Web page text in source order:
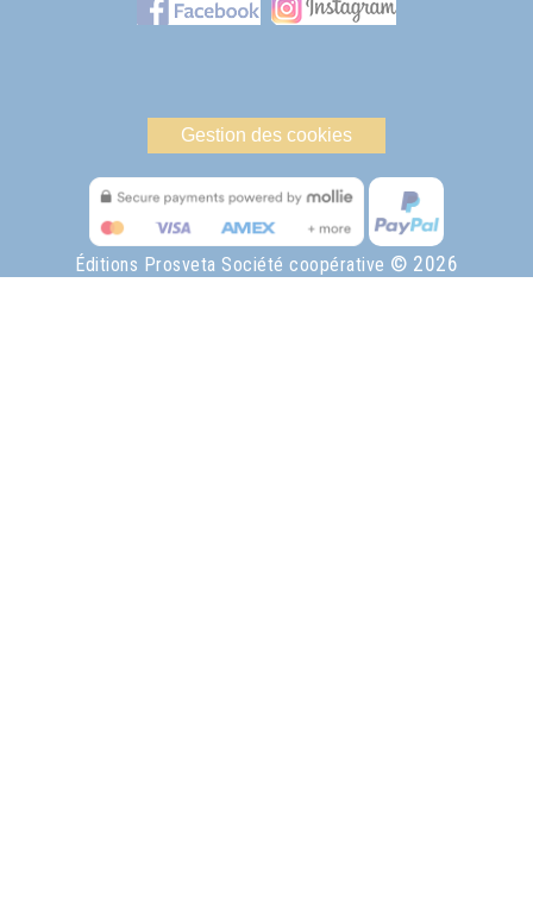
Gestion des cookies
Éditions Prosveta Société coopérative © 2026